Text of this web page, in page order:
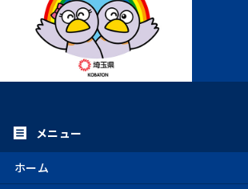
ホーム